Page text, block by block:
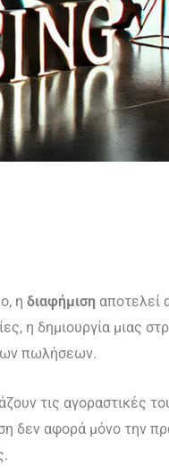
η διαφήμιση αποτελεί
η δημιουργία μιας
πωλήσεων.
τις αγοραστικές
δεν αφορά μόνο την